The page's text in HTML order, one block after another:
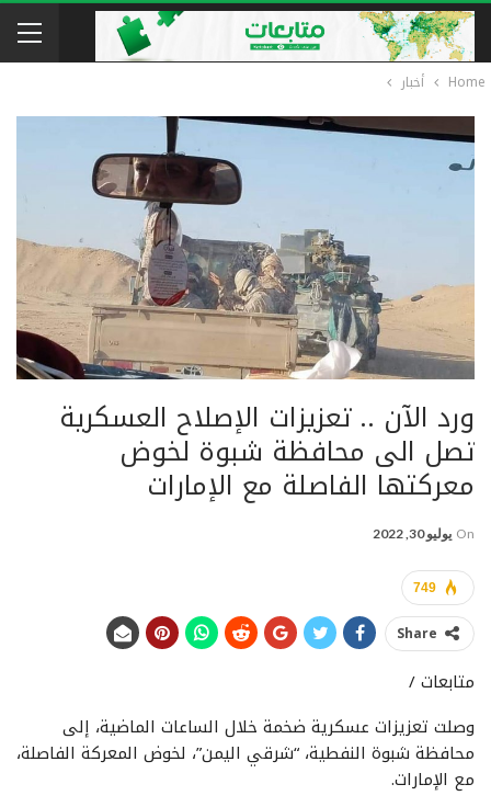
Home أخبار
ورد الآن .. تعزيزات الإصلاح العسكرية
تصل الى محافظة شبوة لخوض
معركتها الفاصلة مع الإمارات
On يوليو 30, 2022
749
Share
متابعات /
وصلت تعزيزات عسكرية ضخمة خلال الساعات الماضية، إلى
محافظة شبوة النفطية، “شرقي اليمن”، لخوض المعركة الفاصلة،
مع الإمارات.